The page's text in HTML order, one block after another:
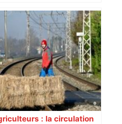
des bouchons et c'est
de 17 km de
autour de Toulouse ce
vous donne les
– ladepeche.fr
: la circulation